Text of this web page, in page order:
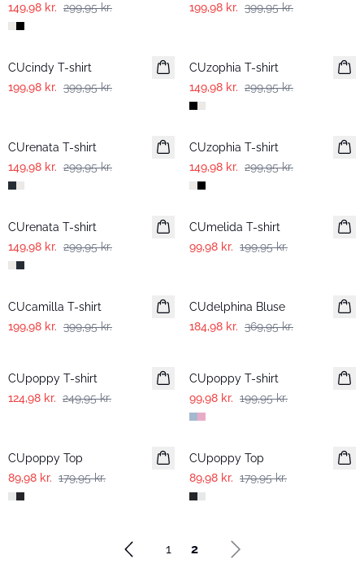
149,98 kr. 299,95 kr. 199,98 kr. 399,95 kr.
-50%
CUcindy T-shirt
199,98 kr. 399,95 kr.
CUzophia T-shirt
149,98 kr. 299,95 kr.
CUrenata T-shirt
149,98 kr. 299,95 kr.
-50%
CUzophia T-shirt
149,98 kr. 299,95 kr.
-50%
CUrenata T-shirt
149,98 kr. 299,95 kr.
-50%
CUmelida T-shirt
99,98 kr. 199,95 kr.
-50%
CUcamilla T-shirt
199,98 kr. 399,95 kr.
CUdelphina Bluse
184,98 kr. 369,95 kr.
CUpoppy T-shirt
124,98 kr. 249,95 kr.
CUpoppy T-shirt
99,98 kr. 199,95 kr.
CUpoppy Top
89,98 kr. 179,95 kr.
-50%
CUpoppy Top
89,98 kr. 179,95 kr.
1 2